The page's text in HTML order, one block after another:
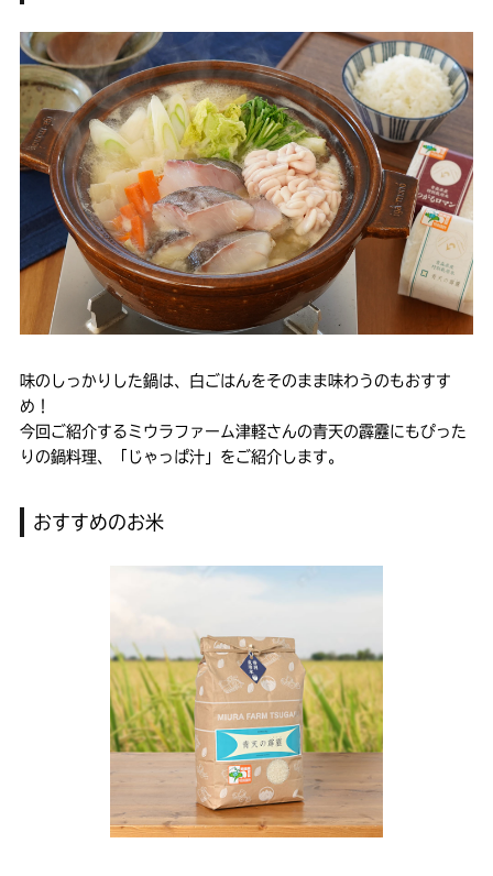
味のしっかりした鍋は、白ごはんをそのまま味わうのもおすす
め！
今回ご紹介するミウラファーム津軽さんの青天の霹靂にもぴった
りの鍋料理、「じゃっぱ汁」をご紹介します。
おすすめのお米